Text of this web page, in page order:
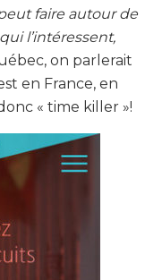
faire autour de
l’intéressent,
on parlerait
en France, en
« time killer »!